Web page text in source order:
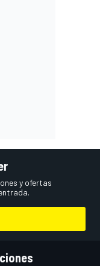
y ofertas